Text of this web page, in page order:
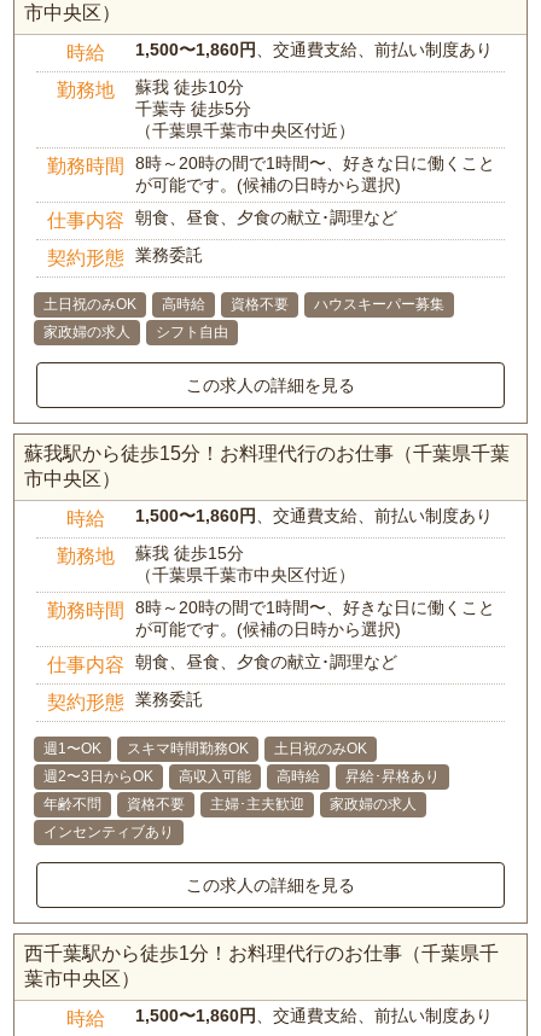
市中央区）
時給 1,500〜1,860円 、交通費支給、前払い制度あり
勤務地
蘇我 徒歩10分
千葉寺 徒歩5分
（千葉県千葉市中央区付近）
勤務時間
8時～20時の間で1時間〜、好きな日に働くこと
が可能です。(候補の日時から選択)
仕事内容 朝食、昼食、夕食の献立･調理など
契約形態 業務委託
土日祝のみOK 高時給 資格不要
ハウスキーパー募集
家政婦の求人
シフト自由
この求人の詳細を見る
蘇我駅から徒歩15分！お料理代行のお仕事（千葉県千葉
市中央区）
時給 1,500〜1,860円 、交通費支給、前払い制度あり
勤務地
蘇我 徒歩15分
（千葉県千葉市中央区付近）
勤務時間
8時～20時の間で1時間〜、好きな日に働くこと
が可能です。(候補の日時から選択)
仕事内容 朝食、昼食、夕食の献立･調理など
契約形態 業務委託
週1〜OK スキマ時間勤務OK
土日祝のみOK
週2〜3日からOK
高収入可能 高時給
昇給･昇格あり
年齢不問
資格不要 主婦･主夫歓迎
家政婦の求人
インセンティブあり
この求人の詳細を見る
西千葉駅から徒歩1分！お料理代行のお仕事（千葉県千
葉市中央区）
時給 1,500〜1,860円 、交通費支給、前払い制度あり